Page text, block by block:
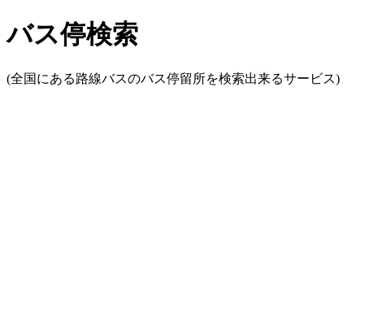
バス停検索
(全国にある路線バスのバス停留所を検索出来るサービス)